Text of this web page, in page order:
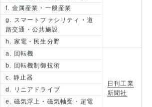
f. 金属産業・一般産業
g. スマートファシリティ・道
路交通・公共施設
h. 家電・民生分野
a. 回転機
日刊工業
新聞社
b. 回転機制御技術
c. 静止器
d. リニアドライブ
e. 磁気浮上・磁気軸受・超電